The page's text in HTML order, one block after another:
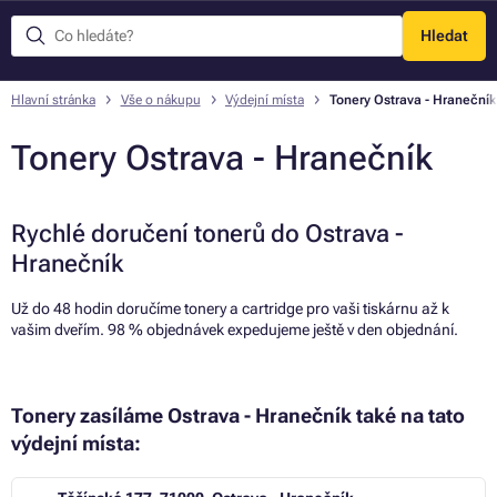
Hledat
Menu
Hlavní stránka Vše o nákupu Výdejní místa Tonery Ostrava - Hranečník
Tonery Ostrava - Hranečník
Rychlé doručení tonerů do Ostrava -
Hranečník
Už do 48 hodin doručíme tonery a cartridge pro vaši tiskárnu až k
vašim dveřím. 98 % objednávek expedujeme ještě v den objednání.
Tonery zasíláme Ostrava - Hranečník také na tato
výdejní místa: